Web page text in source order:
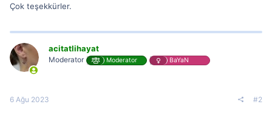
Çok teşekkürler.
acitatlihayat
Moderator Moderator BaYaN
6 Ağu 2023 #2